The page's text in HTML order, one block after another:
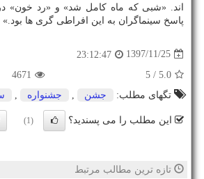
اند. «شبی كه ماه كامل شد» و «رد خون»
پاسخ سینماگران به این افراطی گری ها بود.»
1397/11/25
23:12:47
5.0
/ 5
4671
تگهای مطلب:
جشن جشنواره
این مطلب را می پسندید؟ (1)
تازه ترین مطالب مرتبط